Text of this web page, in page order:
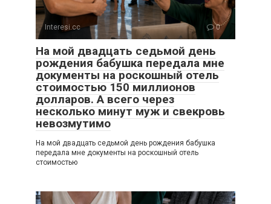
Interesi.cc 0
На мой двадцать седьмой день
рождения бабушка передала мне
документы на роскошный отель
стоимостью 150 миллионов
долларов. А всего через
несколько минут муж и свекровь
невозмутимо
На мой двадцать седьмой день рождения бабушка
передала мне документы на роскошный отель
стоимостью